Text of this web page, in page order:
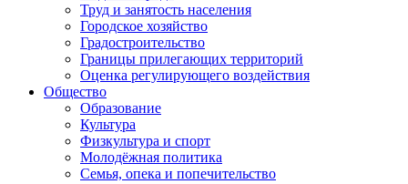
Труд и занятость населения
Городское хозяйство
Градостроительство
Границы прилегающих территорий
Оценка регулирующего воздействия
Общество
Образование
Культура
Физкультура и спорт
Молодёжная политика
Семья, опека и попечительство